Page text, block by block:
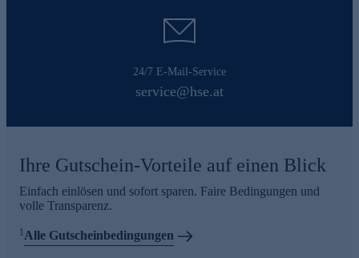
24/7 E-Mail-Service
service@hse.at
Ihre Gutschein-Vorteile auf einen Blick
Einfach einlösen und sofort sparen. Faire Bedingungen und
volle Transparenz.
1Alle Gutscheinbedingungen